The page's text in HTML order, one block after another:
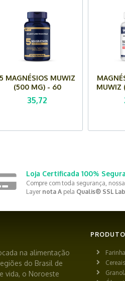
5 MAGNÉSIOS MUWIZ
(500 MG) - 60
Cápsulas
35,72
MUWIZ
Loja Certificada 100% Segura
Compre com toda segurança,
Layer nota Apela Qualis® SSL
na alimentação
do Brasil de
vida, o Noroeste